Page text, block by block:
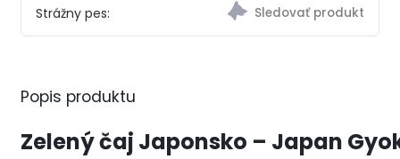
Strážny pes:
Popis produktu
Zelený čaj Japonsko – Japan